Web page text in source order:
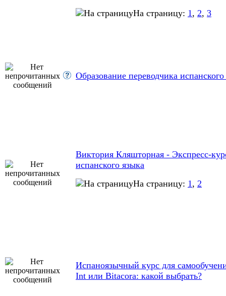
На страницу: 1, 2, 3
Образование переводчика
Виктория Кляшторная - Экспресс-
испанского языка
На страницу: 1, 2
Испаноязычный курс для
Int или Bitacora: какой выбрать?